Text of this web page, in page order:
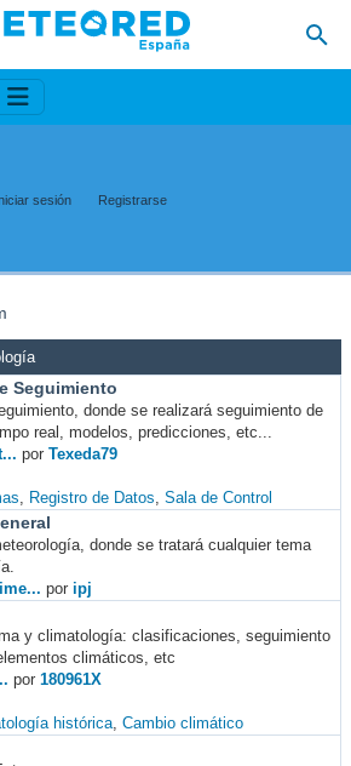
sesión Registrarse
Seguimiento
donde se realizará seguimiento de
real, modelos, predicciones, etc...
por Texeda79
Registro de Datos Sala de Control
donde se tratará cualquier tema
por ipj
y climatología: clasificaciones, seguimiento
climáticos, etc
por 180961X
histórica Cambio climático